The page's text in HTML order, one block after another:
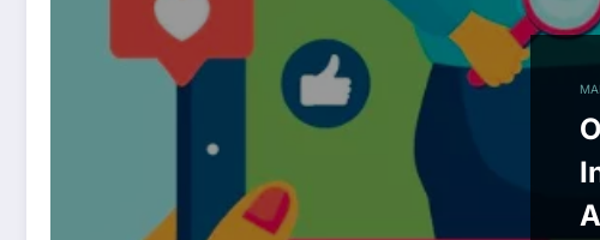
O Poder do Conteúdo Interativo para sua Audiência Online